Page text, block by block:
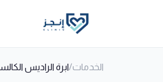
الخدمات/ابرة الراديس